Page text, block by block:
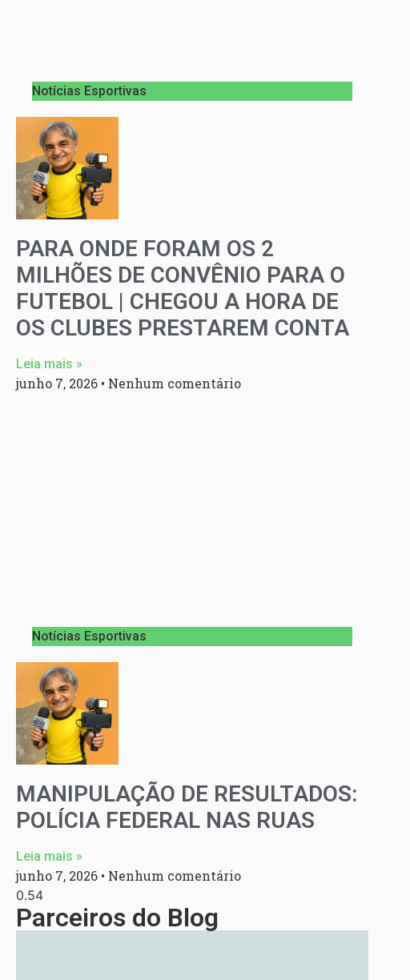
Notícias Esportivas
PARA ONDE FORAM OS 2
MILHÕES DE CONVÊNIO PARA O
FUTEBOL | CHEGOU A HORA DE
OS CLUBES PRESTAREM CONTA
Leia mais »
junho 7, 2026 Nenhum comentário
Notícias Esportivas
MANIPULAÇÃO DE RESULTADOS:
POLÍCIA FEDERAL NAS RUAS
Leia mais »
junho 7, 2026 Nenhum comentário
Parceiros do Blog